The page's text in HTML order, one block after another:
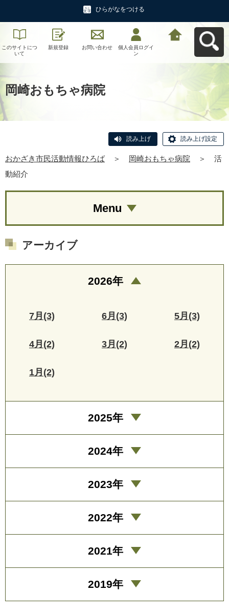
ひらがなをつける
このサイトにつ
いて
新規登録 お問い合わせ
個人会員ログイ
ン
岡崎おもちゃ病院
読み上げ 読み上げ設定
おかざき市民活動情報ひろば ＞ 岡崎おもちゃ病院 ＞
活
動紹介
Menu
アーカイブ
2026年
7月(3) 6月(3) 5月(3)
4月(2) 3月(2) 2月(2)
1月(2)
2025年
2024年
2023年
2022年
2021年
2019年